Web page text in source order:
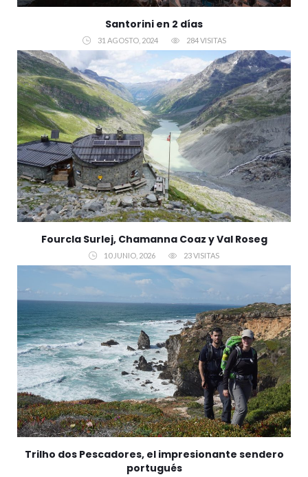
Santorini en 2 días
31 AGOSTO, 2024 284 VISITAS
Fourcla Surlej, Chamanna Coaz y Val Roseg
10 JUNIO, 2026 23 VISITAS
Trilho dos Pescadores, el impresionante sendero
portugués